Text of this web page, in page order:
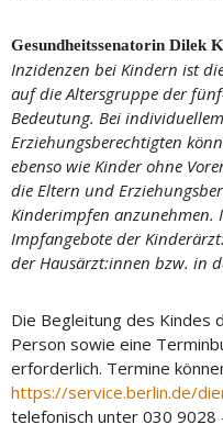
Gesundheitssenatorin Dilek
Inzidenzen bei Kindern ist
auf die Altersgruppe der
Bedeutung. Bei
Erziehungsberechtigten
ebenso wie Kinder ohne
die Eltern und
Kinderimpfen
Impfangebote der
der Hausärzt:innen bzw. in
Die Begleitung des Kindes
Person sowie eine
erforderlich. Termine
https://service.berlin.de/
telefonisch unter 030 9028